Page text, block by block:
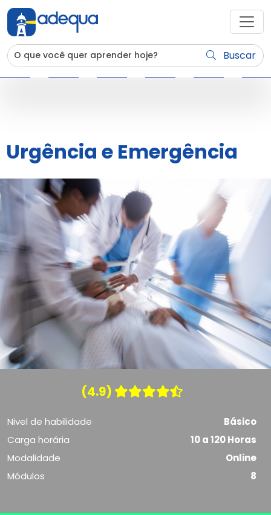
Buscar
Urgência e Emergência
(4.9)
Nivel de habilidade
Básico
Carga horária
10 a 120 Horas
Modalidade
Online
Módulos
8